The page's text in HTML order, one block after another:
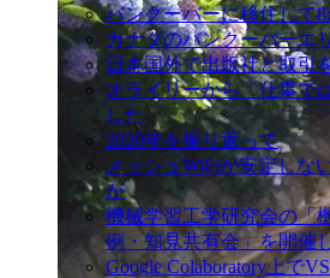
バンクーバーに移住して
カナダのバンクーバーエ
日本国外で出版社と取引
オライリーから「仕事で
した
2020年を振り返って
メッシュWiFiが安定しな
が
機械学習工学研究会の「
例・知見共有会」を開催
Google Colaboratory上で